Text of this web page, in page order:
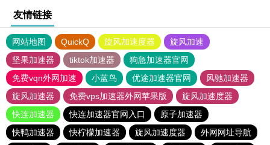
友情链接
网站地图 QuickQ 旋风加速度器
旋风加速
坚果加速器
tiktok加速器
狗急加速器官网
免费vqn外网加速
小蓝鸟 优途加速器官网
风驰加速器
旋风加速器
免费vps加速器外网苹果版
旋风加速度器
快连加速器
快连加速器官网入口
原子加速器
快鸭加速器
快柠檬加速器 旋风加速度器
外网网址导航